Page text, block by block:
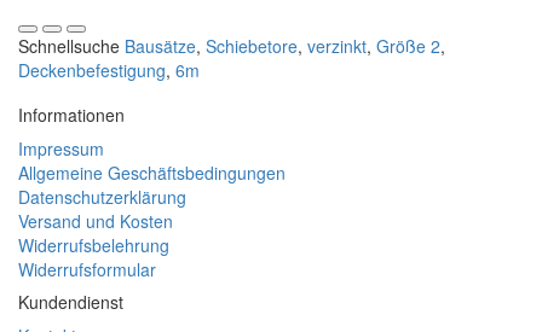
Schnellsuche Bausätze, Schiebetore, verzinkt, Größe 2,
Deckenbefestigung, 6m
Informationen
Impressum
Allgemeine Geschäftsbedingungen
Datenschutzerklärung
Versand und Kosten
Widerrufsbelehrung
Widerrufsformular
Kundendienst